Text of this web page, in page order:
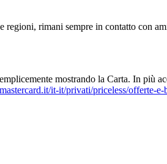
rimani sempre in contatto con
mostrando la Carta. In più
it-it/privati/priceless/offerte-e-